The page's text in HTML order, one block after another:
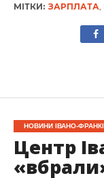
МІТКИ: ЗАРПЛАТА
НОВИНИ ІВАНО-
Центр